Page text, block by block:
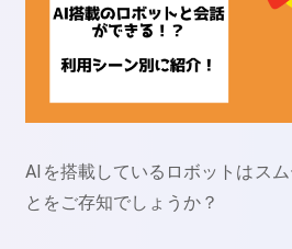
AIを搭載しているロボットはス
とをご存知でしょうか？